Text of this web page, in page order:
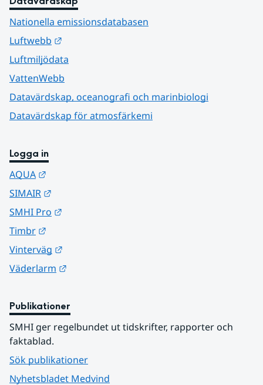
Nationella emissionsdatabasen
Luftwebb
Luftmiljödata
VattenWebb
Datavärdskap, oceanografi och marinbiologi
Datavärdskap för atmosfärkemi
Logga in
AQUA
SIMAIR
SMHI Pro
Timbr
Vinterväg
Väderlarm
Publikationer
SMHI ger regelbundet ut tidskrifter, rapporter och
faktablad.
Sök publikationer
Nyhetsbladet Medvind